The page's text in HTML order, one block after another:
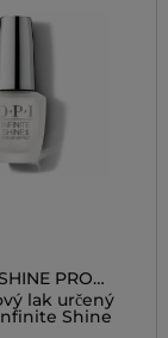
PRO
lak určený
Shine